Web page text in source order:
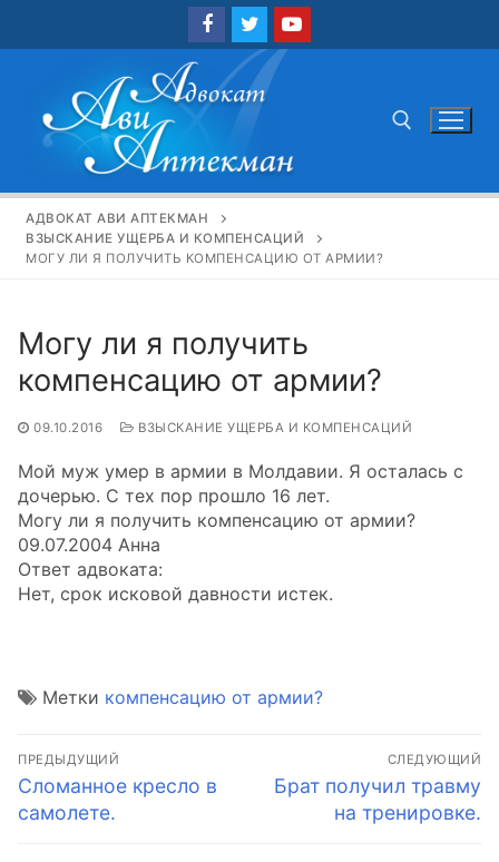
Найти:
АДВОКАТ АВИ АПТЕКМАН
ВЗЫСКАНИЕ УЩЕРБА И КОМПЕНСАЦИЙ
МОГУ ЛИ Я ПОЛУЧИТЬ КОМПЕНСАЦИЮ ОТ АРМИИ?
Могу ли я получить
компенсацию от армии?
09.10.2016 ВЗЫСКАНИЕ УЩЕРБА И КОМПЕНСАЦИЙ
Мой муж умер в армии в Молдавии. Я осталась с
дочерью. С тех пор прошло 16 лет.
Могу ли я получить компенсацию от армии?
09.07.2004 Анна
Ответ адвоката:
Нет, срок исковой давности истек.
Метки компенсацию от армии?
Навигация
по
записям
ПРЕДЫДУЩИЙ
Предыдущая
запись:
Сломанное кресло в
самолете.
СЛЕДУЮЩИЙ
Следующая
запись:
Брат получил травму
на тренировке.